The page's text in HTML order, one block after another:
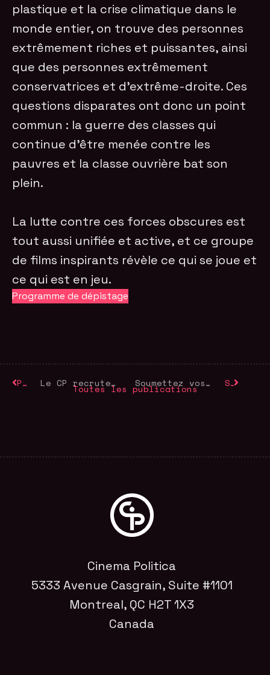
plastique et la crise climatique dans le
monde entier, on trouve des personnes
extrêmement riches et puissantes, ainsi
que des personnes extrêmement
conservatrices et d’extrême-droite. Ces
questions disparates ont donc un point
commun : la guerre des classes qui
continue d’être menée contre les
pauvres et la classe ouvrière bat son
plein.
La lutte contre ces forces obscures est
tout aussi unifiée et active, et ce groupe
de films inspirants révèle ce qui se joue et
ce qui est en jeu.
Programme de dépistage
Précédent Le CP recrute un·e coordinateur·rice des opérations de réseau. Suivant
Soumettez vos films politiquement engagés à Cinema Politica !
Toutes les publications
Cinema Politica
5333 Avenue Casgrain, Suite #1101
Montreal, QC H2T 1X3
Canada